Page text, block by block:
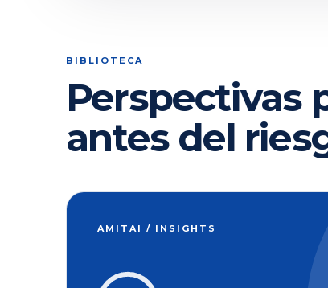
BIBLIOTECA
Perspectivas
antes del
AMITAI / INSIGHTS